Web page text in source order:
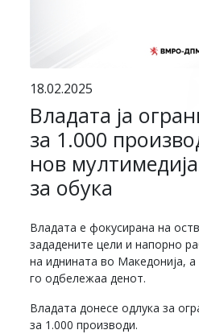
18.02.2025
Владата ја
за 1.000
нов
за обука
Владата е фокусирана на
зададените цели и напорно
на иднината во Македонија,
го одбележаа денот.
Владата донесе одлука за
за 1.000 производи.